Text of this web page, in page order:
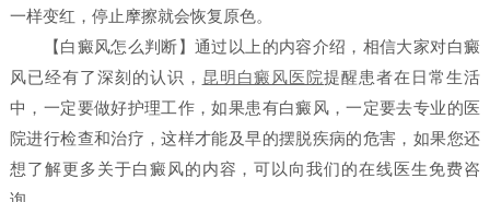
一样变红，停止摩擦就会恢复原色。
【白癜风怎么判断】通过以上的内容介绍，相信大家对白癜
风已经有了深刻的认识， 昆明白癜风医院提醒患者在日常生活
中，一定要做好护理工作，如果患有白癜风，一定要去专业的医
院进行检查和治疗，这样才能及早的摆脱疾病的危害，如果您还
想了解更多关于白癜风的内容，可以向我们的在线医生免费咨